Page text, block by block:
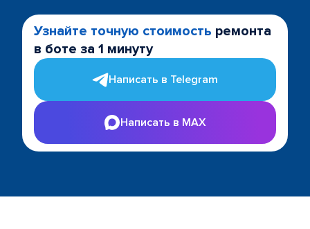
Узнайте точную стоимость ремонта
в боте за 1 минуту
Написать в Telegram
Написать в MAX